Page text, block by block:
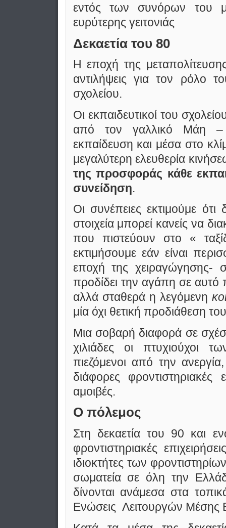
εντός των συνόρων του
ευρύτερης γειτονιάς
Δεκαετία του 80
Η εποχή της
αντιλήψεις για τον ρόλο
σχολείου.
Οι εκπαιδευτικοί του
από τον γαλλικό Μάη –
εκπαίδευση και μέσα στο
μεγαλύτερη ελευθερία
της προσφοράς κάθε
συνείδηση.
Οι συνέπειες εκτιμούμε
στοιχεία μπορεί κανείς να
που πιστεύουν στο «
εκτιμήσουμε εάν είναι
εποχή της χειραγώγησης-
προδίδει την αγάπη σε αυτό
αλλά σταθερά η λεγόμενη
μία όχι θετική προδιάθεση
Μια σοβαρή διαφορά σε
χιλιάδες οι πτυχιούχοι
πιεζόμενοι από την
διάφορες
αμοιβές.
Ο πόλεμος
Στη δεκαετία του 90 και
φροντιστηριακές
ιδιοκτήτες των
σωματεία σε όλη την
δίνονται ανάμεσα στα
Ενώσεις Λειτουργών Μέσης